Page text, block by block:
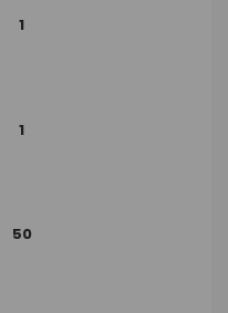
1
1
50